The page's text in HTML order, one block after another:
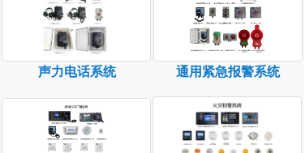
声力电话系统 通用紧急报警系统